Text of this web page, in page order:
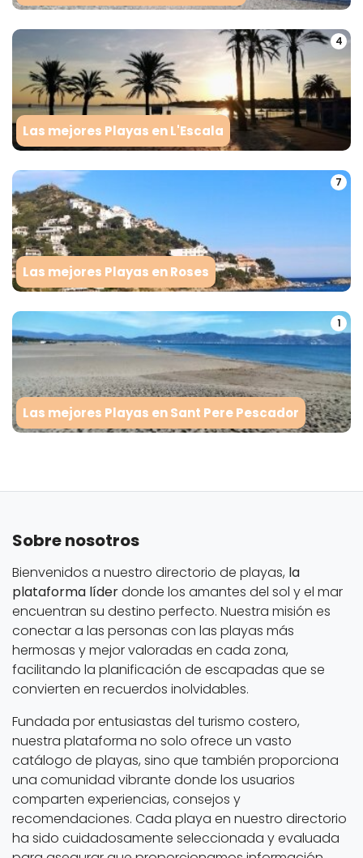
4
Las mejores Playas en L'Escala
7
Las mejores Playas en Roses
1
Las mejores Playas en Sant Pere Pescador
Sobre nosotros
Bienvenidos a nuestro directorio de playas, la
plataforma líderdonde los amantes del sol y el mar
encuentran su destino perfecto. Nuestra misión es
conectar a las personas con las playas más
hermosas y mejor valoradas en cada zona,
facilitando la planificación de escapadas que se
convierten en recuerdos inolvidables.
Fundada por entusiastas del turismo costero,
nuestra plataforma no solo ofrece un vasto
catálogo de playas, sino que también proporciona
una comunidad vibrante donde los usuarios
comparten experiencias, consejos y
recomendaciones. Cada playa en nuestro directorio
ha sido cuidadosamente seleccionada y evaluada